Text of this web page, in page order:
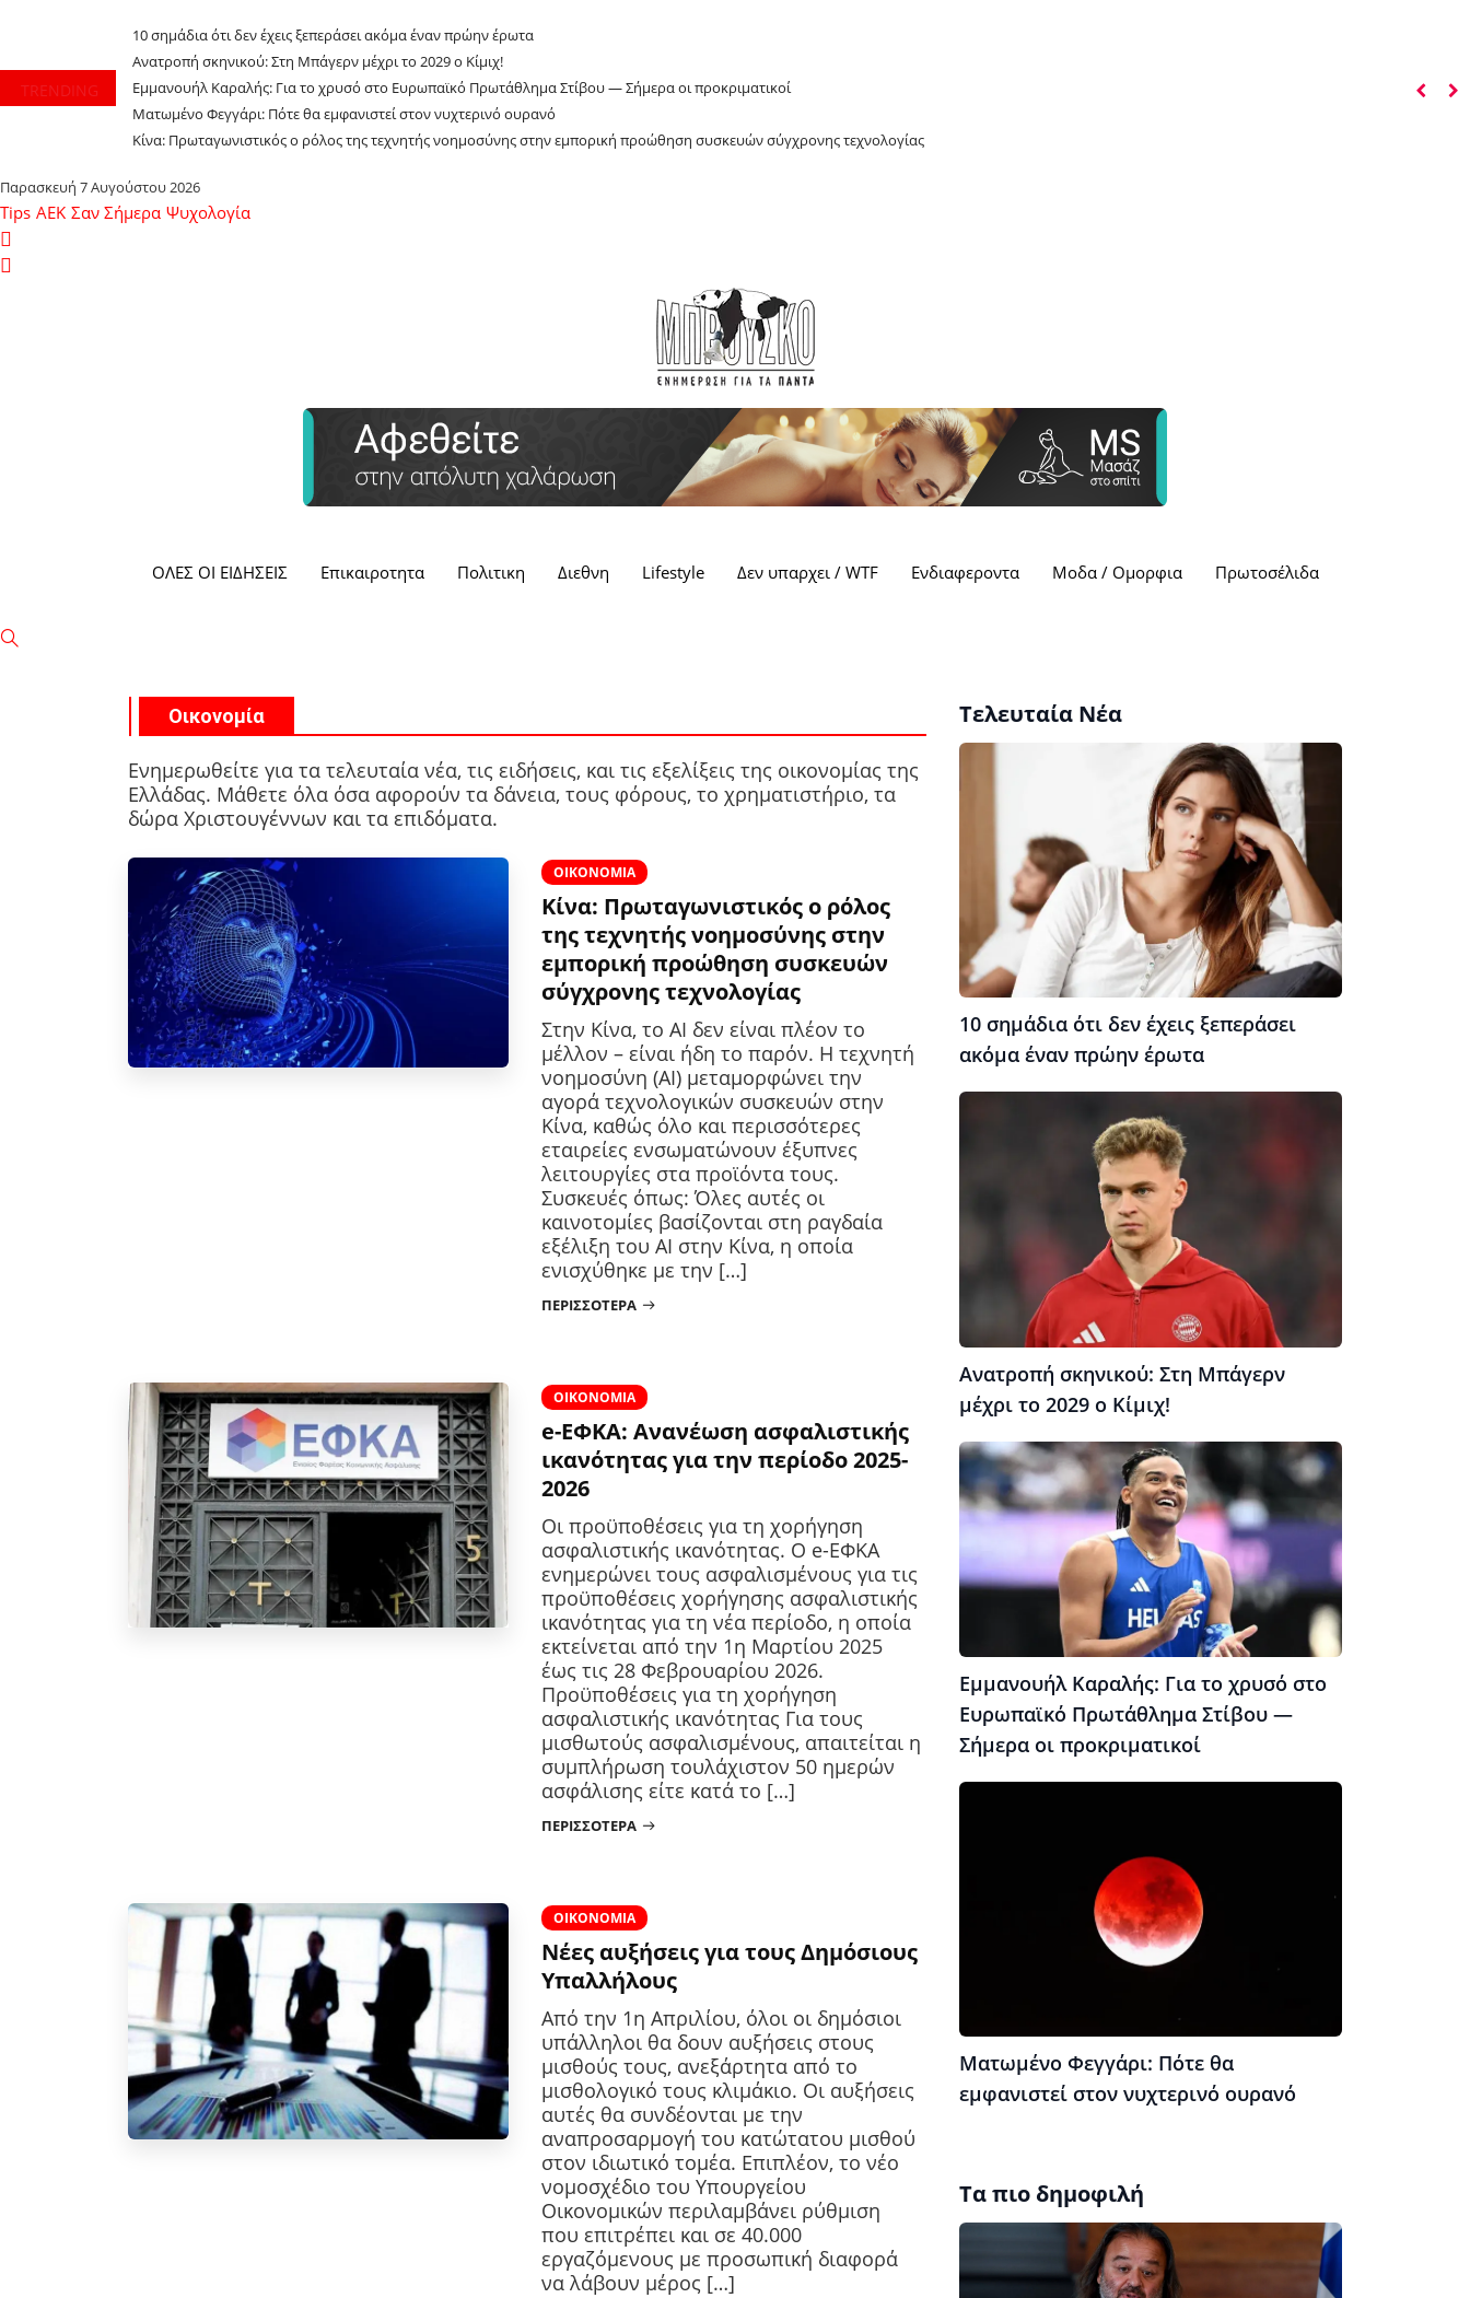
TRENDING
10 σημάδια ότι δεν έχεις ξεπεράσει ακόμα έναν πρώην έρωτα
Ανατροπή σκηνικού: Στη Μπάγερν μέχρι το 2029 ο Κίμιχ!
Εμμανουήλ Καραλής: Για το χρυσό στο Ευρωπαϊκό Πρωτάθλημα Στίβου — Σήμερα οι προκριματικοί
Ματωμένο Φεγγάρι: Πότε θα εμφανιστεί στον νυχτερινό ουρανό
Κίνα: Πρωταγωνιστικός ο ρόλος της τεχνητής νοημοσύνης στην εμπορική προώθηση συσκευών σύγχρονης τεχνολογίας
Παρασκευή 7 Αυγούστου 2026
Tips ΑΕΚ Σαν Σήμερα Ψυχολογία
ΟΛΕΣ ΟΙ ΕΙΔΗΣΕΙΣ Επικαιροτητα Πολιτικη Διεθνη Lifestyle Δεν υπαρχει / WTF Ενδιαφεροντα Μοδα / Ομορφια Πρωτοσέλιδα
Οικονομία
Ενημερωθείτε για τα τελευταία νέα, τις ειδήσεις, και τις εξελίξεις της οικονομίας της
Ελλάδας. Μάθετε όλα όσα αφορούν τα δάνεια, τους φόρους, το χρηματιστήριο, τα
δώρα Χριστουγέννων και τα επιδόματα.
ΟΙΚΟΝΟΜΊΑ
Κίνα: Πρωταγωνιστικός ο ρόλος
της τεχνητής νοημοσύνης στην
εμπορική προώθηση συσκευών
σύγχρονης τεχνολογίας
Στην Κίνα, το AI δεν είναι πλέον το
μέλλον – είναι ήδη το παρόν. Η τεχνητή
νοημοσύνη (AI) μεταμορφώνει την
αγορά τεχνολογικών συσκευών στην
Κίνα, καθώς όλο και περισσότερες
εταιρείες ενσωματώνουν έξυπνες
λειτουργίες στα προϊόντα τους.
Συσκευές όπως: Όλες αυτές οι
καινοτομίες βασίζονται στη ραγδαία
εξέλιξη του AI στην Κίνα, η οποία
ενισχύθηκε με την […]
ΠΕΡΙΣΣΌΤΕΡΑ
ΟΙΚΟΝΟΜΊΑ
e-ΕΦΚΑ: Ανανέωση ασφαλιστικής
ικανότητας για την περίοδο 2025-
2026
Οι προϋποθέσεις για τη χορήγηση
ασφαλιστικής ικανότητας. Ο e-ΕΦΚΑ
ενημερώνει τους ασφαλισμένους για τις
προϋποθέσεις χορήγησης ασφαλιστικής
ικανότητας για τη νέα περίοδο, η οποία
εκτείνεται από την 1η Μαρτίου 2025
έως τις 28 Φεβρουαρίου 2026.
Προϋποθέσεις για τη χορήγηση
ασφαλιστικής ικανότητας Για τους
μισθωτούς ασφαλισμένους, απαιτείται η
συμπλήρωση τουλάχιστον 50 ημερών
ασφάλισης είτε κατά το […]
ΠΕΡΙΣΣΌΤΕΡΑ
ΟΙΚΟΝΟΜΊΑ
Νέες αυξήσεις για τους Δημόσιους
Υπαλλήλους
Από την 1η Απριλίου, όλοι οι δημόσιοι
υπάλληλοι θα δουν αυξήσεις στους
μισθούς τους, ανεξάρτητα από το
μισθολογικό τους κλιμάκιο. Οι αυξήσεις
αυτές θα συνδέονται με την
αναπροσαρμογή του κατώτατου μισθού
στον ιδιωτικό τομέα. Επιπλέον, το νέο
νομοσχέδιο του Υπουργείου
Οικονομικών περιλαμβάνει ρύθμιση
που επιτρέπει και σε 40.000
εργαζόμενους με προσωπική διαφορά
να λάβουν μέρος […]
Τελευταία Νέα
10 σημάδια ότι δεν έχεις ξεπεράσει
ακόμα έναν πρώην έρωτα
Ανατροπή σκηνικού: Στη Μπάγερν
μέχρι το 2029 ο Κίμιχ!
Εμμανουήλ Καραλής: Για το χρυσό στο
Ευρωπαϊκό Πρωτάθλημα Στίβου —
Σήμερα οι προκριματικοί
Ματωμένο Φεγγάρι: Πότε θα
εμφανιστεί στον νυχτερινό ουρανό
Τα πιο δημοφιλή